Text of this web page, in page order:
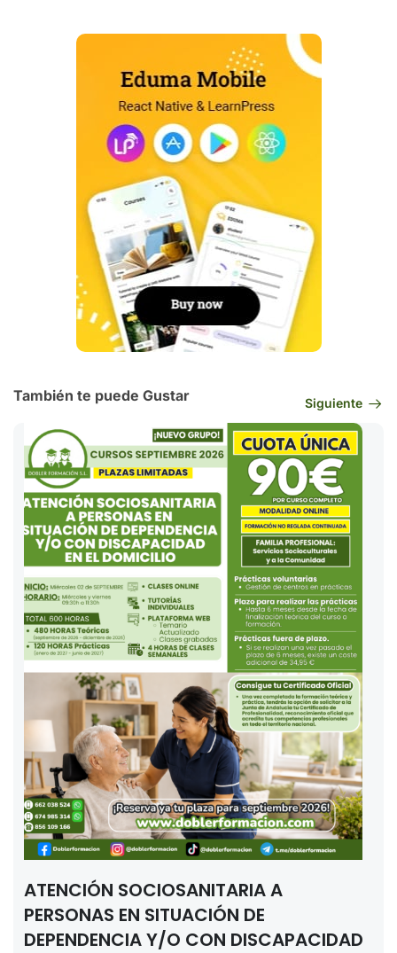
También te puede Gustar Siguiente
ATENCIÓN SOCIOSANITARIA A
PERSONAS EN SITUACIÓN DE
DEPENDENCIA Y/O CON DISCAPACIDAD